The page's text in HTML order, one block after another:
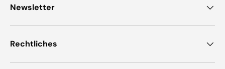
Newsletter
Rechtliches